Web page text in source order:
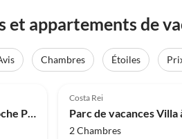
et appartements de
Chambres Étoiles
Appartement à Costa Rei proche Plage
Costa Rei
2 Chambres